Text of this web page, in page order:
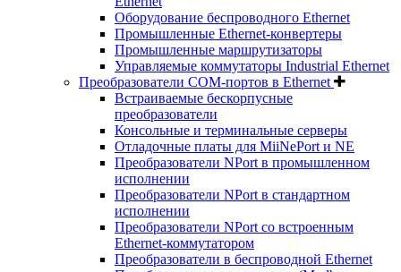
Оборудование беспроводного Ethernet
Промышленные Ethernet-конвертеры
Промышленные маршрутизаторы
Управляемые коммутаторы Industrial Ethernet
Преобразователи COM-портов в Ethernet
Встраиваемые бескорпусные
преобразователи
Консольные и терминальные серверы
Отладочные платы для MiiNePort и NE
Преобразователи NPort в промышленном
исполнении
Преобразователи NPort в стандартном
исполнении
Преобразователи NPort со встроенным
Ethernet-коммутатором
Преобразователи в беспроводной Ethernet